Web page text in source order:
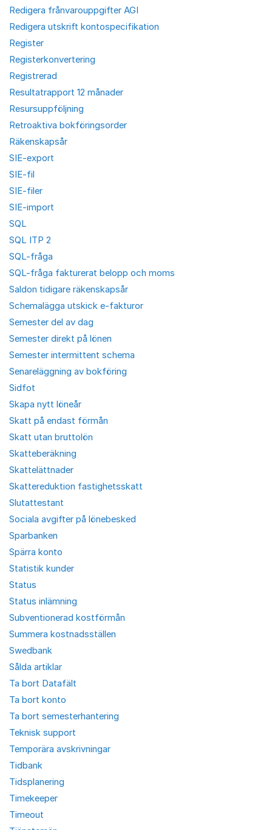
Redigera frånvarouppgifter AGI
Redigera utskrift kontospecifikation
Register
Registerkonvertering
Registrerad
Resultatrapport 12 månader
Resursuppföljning
Retroaktiva bokföringsorder
Räkenskapsår
SIE-export
SIE-fil
SIE-filer
SIE-import
SQL
SQL ITP 2
SQL-fråga
SQL-fråga fakturerat belopp och moms
Saldon tidigare räkenskapsår
Schemalägga utskick e-fakturor
Semester del av dag
Semester direkt på lönen
Semester intermittent schema
Senareläggning av bokföring
Sidfot
Skapa nytt löneår
Skatt på endast förmån
Skatt utan bruttolön
Skatteberäkning
Skattelättnader
Skattereduktion fastighetsskatt
Slutattestant
Sociala avgifter på lönebesked
Sparbanken
Spärra konto
Statistik kunder
Status
Status inlämning
Subventionerad kostförmån
Summera kostnadsställen
Swedbank
Sålda artiklar
Ta bort Datafält
Ta bort konto
Ta bort semesterhantering
Teknisk support
Temporära avskrivningar
Tidbank
Tidsplanering
Timekeeper
Timeout